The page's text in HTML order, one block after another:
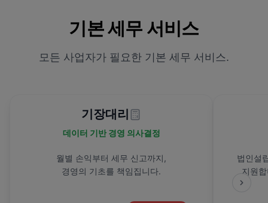
기본 세무 서비스
모든 사업자가 필요한 기본 세무 서비스.
기장대리
데이터 기반 경영 의사결정
월별 손익부터 세무 신고까지,
경영의 기초를 책임집니다.
법인설
지원